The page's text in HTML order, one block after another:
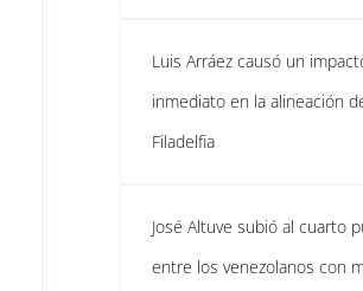
Luis Arráez causó un
inmediato en la alineación
Filadelfia
José Altuve subió al cuarto
entre los venezolanos con